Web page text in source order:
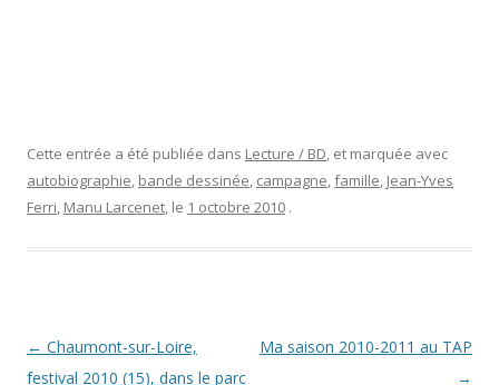
Cette entrée a été publiée dans Lecture / BD, et marquée avec
autobiographie, bande dessinée, campagne,famille, Jean-Yves
Ferri, Manu Larcenet, le 1 octobre 2010 .
Navigation
des
← Chaumont-sur-Loire,
festival 2010 (15), dans le parc
Ma saison 2010-2011 au TAP
→